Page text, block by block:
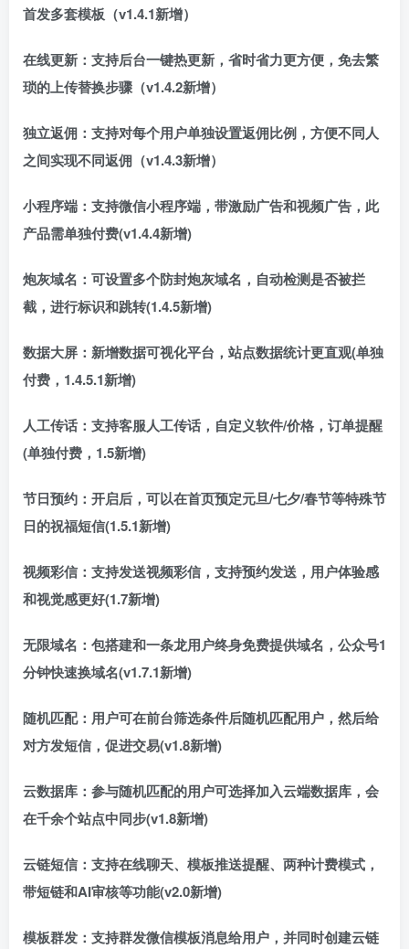
首发多套模板（v1.4.1新增）
在线更新：支持后台一键热更新，省时省力更方便，免去繁
琐的上传替换步骤（v1.4.2新增）
独立返佣：支持对每个用户单独设置返佣比例，方便不同人
之间实现不同返佣（v1.4.3新增）
小程序端：支持微信小程序端，带激励广告和视频广告，此
产品需单独付费(v1.4.4新增)
炮灰域名：可设置多个防封炮灰域名，自动检测是否被拦
截，进行标识和跳转(1.4.5新增)
数据大屏：新增数据可视化平台，站点数据统计更直观(单独
付费，1.4.5.1新增)
人工传话：支持客服人工传话，自定义软件/价格，订单提醒
(单独付费，1.5新增)
节日预约：开启后，可以在首页预定元旦/七夕/春节等特殊节
日的祝福短信(1.5.1新增)
视频彩信：支持发送视频彩信，支持预约发送，用户体验感
和视觉感更好(1.7新增)
无限域名：包搭建和一条龙用户终身免费提供域名，公众号1
分钟快速换域名(v1.7.1新增)
随机匹配：用户可在前台筛选条件后随机匹配用户，然后给
对方发短信，促进交易(v1.8新增)
云数据库：参与随机匹配的用户可选择加入云端数据库，会
在千余个站点中同步(v1.8新增)
云链短信：支持在线聊天、模板推送提醒、两种计费模式，
带短链和AI审核等功能(v2.0新增)
模板群发：支持群发微信模板消息给用户，并同时创建云链